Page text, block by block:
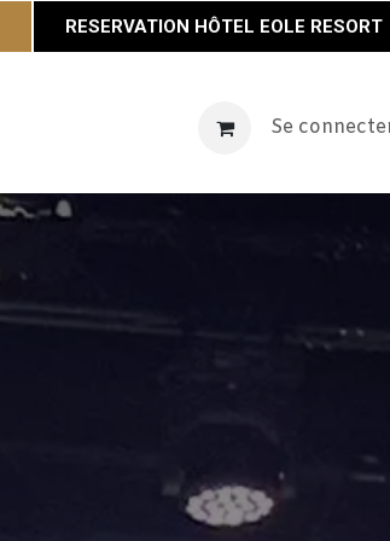
RESERVATION HÔTEL EOLE RESORT
Maison Éole Contact
Se